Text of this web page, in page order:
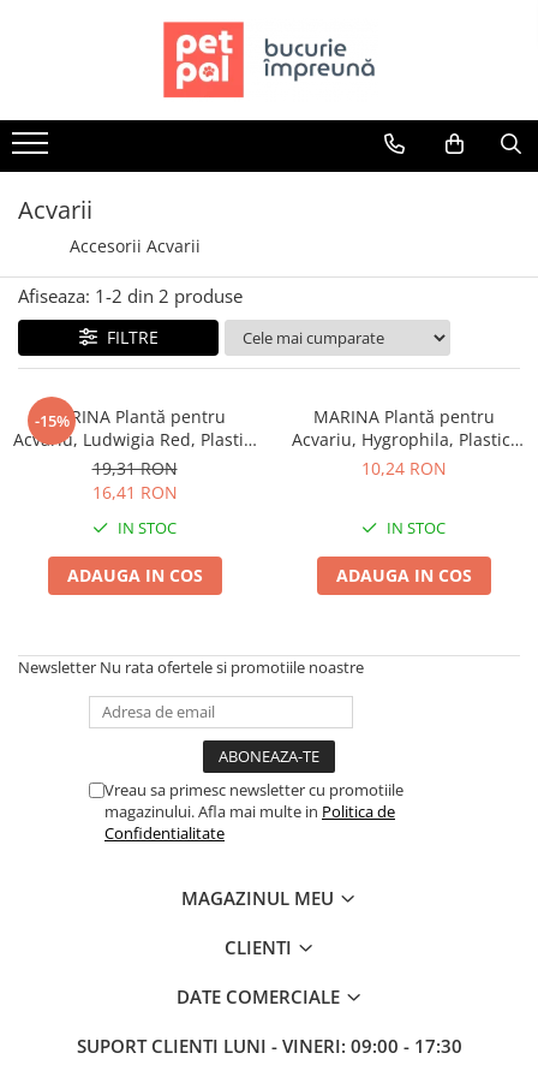
Câini
Hrană Uscată Câini
Câine Junior
Câine Senior
Hrană Umedă Câini
Câine Junior
Câine Adult
Diete Veterinare Câini
Uscată
Recompense Câini
Piele Presată
Proteice
Semi-umede
Îngrijire Câini
Igienă Câini
Șampoane Câini
Antiparazitare Câini
Castroane și Adapatori
Cuști și Genți
Acvarii
Accesorii Acvarii
Afiseaza: 1-2 din 2 produse
FILTRE
-15%
MARINA Plantă pentru
Acvariu, Ludwigia Red, Plastic,
30 cm
19,31 RON
16,41 RON
IN STOC
ADAUGA IN COS
MARINA Plantă pentru
Acvariu, Hygrophila, Plastic,
20 cm
10,24 RON
IN STOC
ADAUGA IN COS
Newsletter Nu rata ofertele si promotiile noastre
Vreau sa primesc newsletter cu promotiile
magazinului. Afla mai multe in Politica de
Confidentialitate
MAGAZINUL MEU
CLIENTI
DATE COMERCIALE
SUPORT CLIENTI LUNI - VINERI: 09:00 - 17:30